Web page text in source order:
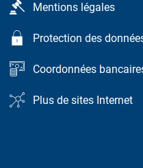
Mentions légales
Protection des
Coordonnées
Plus de sites Internet